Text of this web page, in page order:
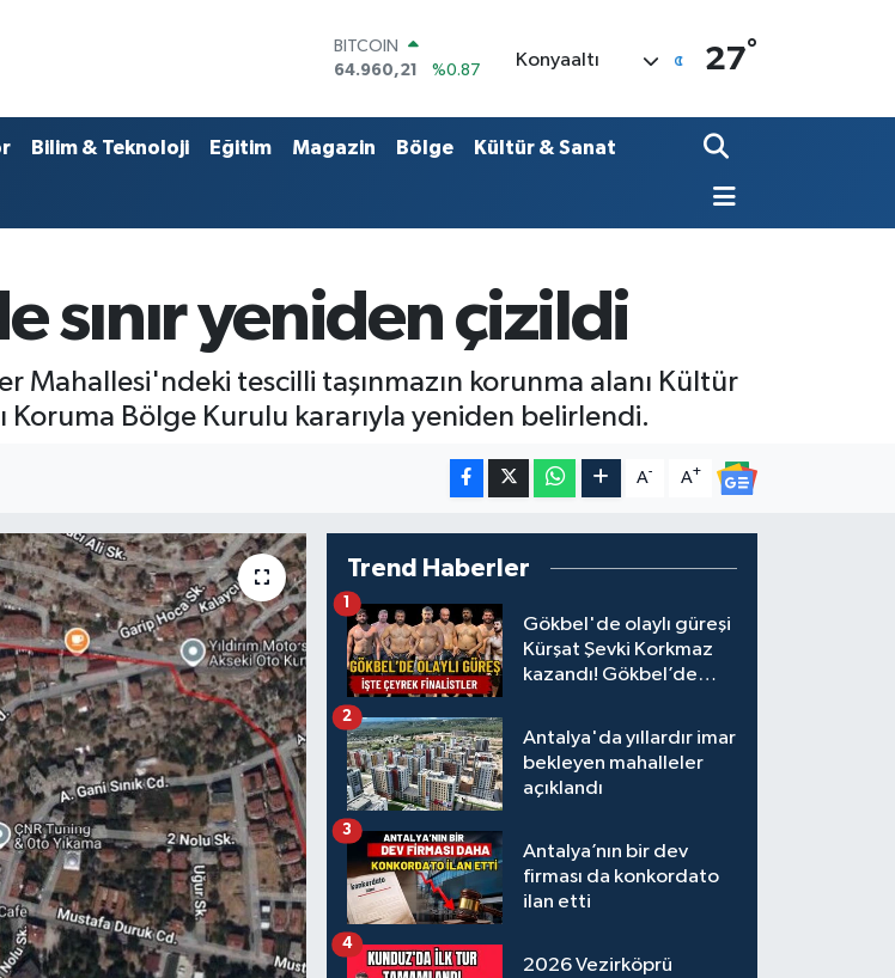
DOLAR
47,7436
%0.18
55,2510
%0.32
STERLİN
64.960,21
%0.87
Konyaaltı 27°
Bilim & Teknoloji Eğitim Magazin Bölge Kültür & Sanat
sınır yeniden çizildi
Mahallesi'ndeki tescilli taşınmazın korunma alanı Kültür
Koruma Bölge Kurulu kararıyla yeniden belirlendi.
A- A+
Trend Haberler
Gökbel'de olaylı güreşi
Kürşat Şevki Korkmaz
kazandı! Gökbel’de
Gürbüz elendi!
1
Antalya'da yıllardır imar
bekleyen mahalleler
açıklandı
2
Antalya’nın bir dev
firması da konkordato
ilan etti
3
2026 Vezirköprü
4